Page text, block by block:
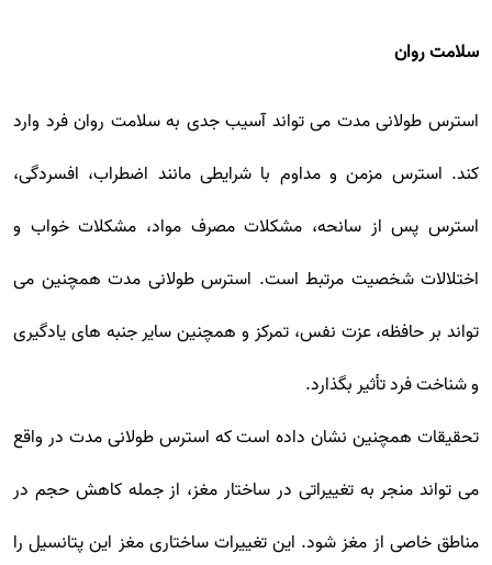
سلامت روان
استرس طولانی مدت می تواند آسیب جدی به سلامت روان فرد وارد
کند. استرس مزمن و مداوم با شرایطی مانند اضطراب، افسردگی،
استرس پس از سانحه، مشکلات مصرف مواد، مشکلات خواب و
اختلالات شخصیت مرتبط است. استرس طولانی مدت همچنین می
تواند بر حافظه، عزت نفس، تمرکز و همچنین سایر جنبه های یادگیری
و شناخت فرد تأثیر بگذارد.
تحقیقات همچنین نشان داده است که استرس طولانی مدت در واقع
می تواند منجر به تغییراتی در ساختار مغز، از جمله کاهش حجم در
مناطق خاصی از مغز شود. این تغییرات ساختاری مغز این پتانسیل را